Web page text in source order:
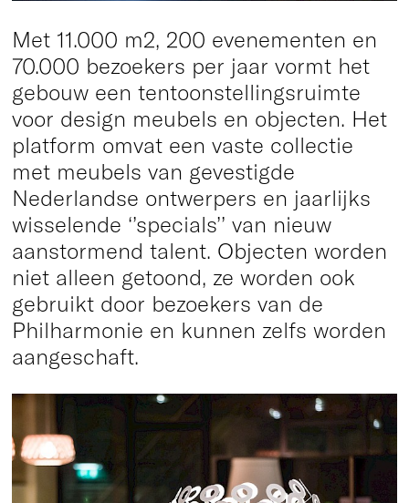
Met 11.000 m2, 200 evenementen en
70.000 bezoekers per jaar vormt het
gebouw een tentoonstellingsruimte
voor design meubels en objecten. Het
platform omvat een vaste collectie
met meubels van gevestigde
Nederlandse ontwerpers en jaarlijks
wisselende ‘’specials’’ van nieuw
aanstormend talent. Objecten worden
niet alleen getoond, ze worden ook
gebruikt door bezoekers van de
Philharmonie en kunnen zelfs worden
aangeschaft.